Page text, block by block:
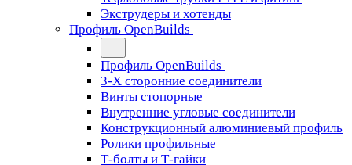
Экструдеры и хотенды
Профиль OpenBuilds
Профиль OpenBuilds
3-Х сторонние соединители
Винты стопорные
Внутренние угловые соединители
Конструкционный алюминиевый профиль
Ролики профильные
Т-болты и Т-гайки